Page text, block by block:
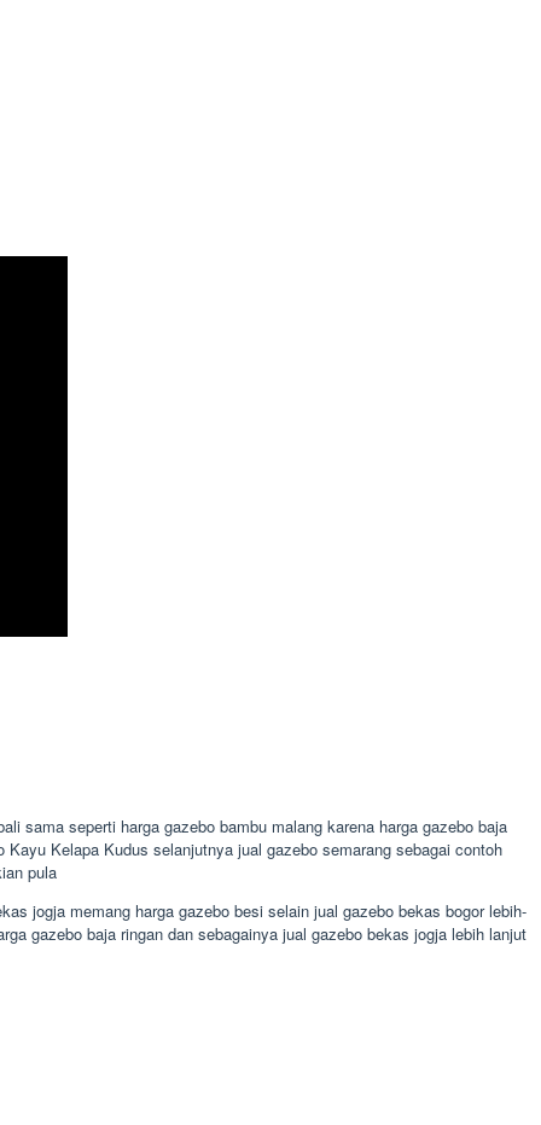
sama seperti harga gazebo bambu malang karena harga gazebo baja
Kelapa Kudus selanjutnya jual gazebo semarang sebagai contoh
pula
jogja memang harga gazebo besi selain jual gazebo bekas bogor lebih-
gazebo baja ringan dan sebagainya jual gazebo bekas jogja lebih lanjut